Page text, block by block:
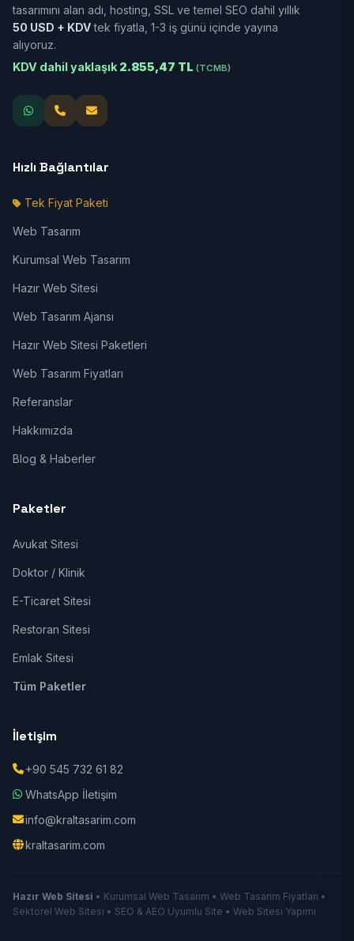
tasarımını alan adı, hosting, SSL ve temel SEO dahil yıllık
50 USD + KDVtek fiyatla, 1-3 iş günü içinde yayına
alıyoruz.
KDV dahil yaklaşık 2.855,47 TL (TCMB)
Hızlı Bağlantılar
Tek Fiyat Paketi
Web Tasarım
Kurumsal Web Tasarım
Hazır Web Sitesi
Web Tasarım Ajansı
Hazır Web Sitesi Paketleri
Web Tasarım Fiyatları
Referanslar
Hakkımızda
Blog & Haberler
Paketler
Avukat Sitesi
Doktor / Klinik
E-Ticaret Sitesi
Restoran Sitesi
Emlak Sitesi
Tüm Paketler
İletişim
+90 545 732 61 82
WhatsApp İletişim
info@kraltasarim.com
kraltasarim.com
Hazır Web Sitesi • Kurumsal Web Tasarım • Web Tasarım Fiyatları •
Sektörel Web Sitesi • SEO & AEO Uyumlu Site • Web Sitesi Yapımı